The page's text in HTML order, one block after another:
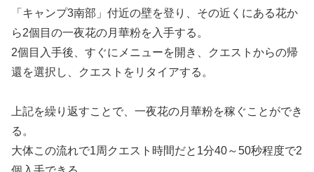
「キャンプ3南部」付近の壁を登り、その近くにある花か
ら2個目の一夜花の月華粉を入手する。
2個目入手後、すぐにメニューを開き、クエストからの帰
還を選択し、クエストをリタイアする。
上記を繰り返すことで、一夜花の月華粉を稼ぐことができ
る。
大体この流れで1周クエスト時間だと1分40～50秒程度で2